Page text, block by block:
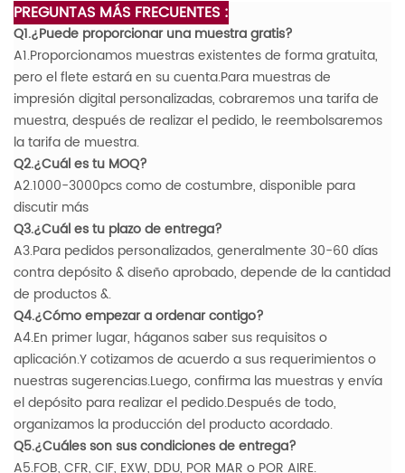
PREGUNTAS MÁS FRECUENTES :
Q1.¿Puede proporcionar una muestra gratis?
A1.Proporcionamos muestras existentes de forma gratuita,
pero el flete estará en su cuenta.Para muestras de
impresión digital personalizadas, cobraremos una tarifa de
muestra, después de realizar el pedido, le reembolsaremos
la tarifa de muestra.
Q2.¿Cuál es tu MOQ?
A2.1000-3000pcs como de costumbre, disponible para
discutir más
Q3.¿Cuál es tu plazo de entrega?
A3.Para pedidos personalizados, generalmente 30-60 días
contra depósito & diseño aprobado, depende de la cantidad
de productos &.
Q4.¿Cómo empezar a ordenar contigo?
A4.En primer lugar, háganos saber sus requisitos o
aplicación.Y cotizamos de acuerdo a sus requerimientos o
nuestras sugerencias.Luego, confirma las muestras y envía
el depósito para realizar el pedido.Después de todo,
organizamos la producción del producto acordado.
Q5.¿Cuáles son sus condiciones de entrega?
A5.FOB, CFR, CIF, EXW, DDU, POR MAR o POR AIRE.